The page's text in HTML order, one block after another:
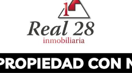
similitudes con el tanga, los
cilíndricos dispuestos en forma
. Como en anteriores ediciones de